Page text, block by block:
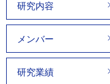
研究内容
メンバー
研究業績